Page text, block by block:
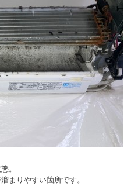
。
まりやすい箇所です。